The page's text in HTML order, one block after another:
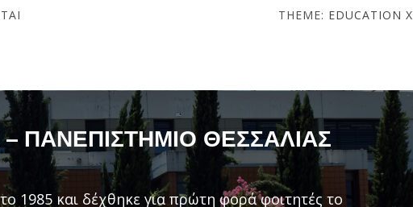
THEME: EDUCATION X
ΠΑΝΕΠΙΣΤΉΜΙΟ ΘΕΣΣΑΛΊΑΣ
1985 και δέχθηκε για πρώτη φορά φοιτητές το